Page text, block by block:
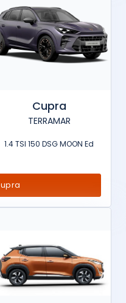
Cupra
TERRAMAR
1.4 TSI 150 DSG MOON Ed